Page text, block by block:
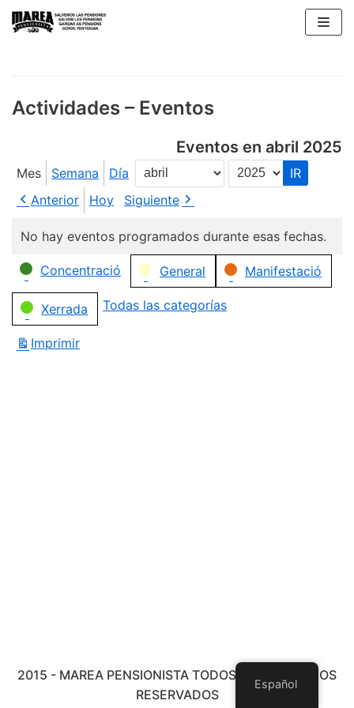
Saltar
Actividades – Eventos
Eventos en abril 2025
Mes Semana Día
Mes
Año
Anterior
Hoy Siguiente
No hay eventos programados durante esas fechas.
Categorías
Concentració General Manifestació
Xerrada Todas las categorías
Imprimir
2015 - MAREA PENSIONISTA TODOS LOS DERECHOS
RESERVADOS
Español